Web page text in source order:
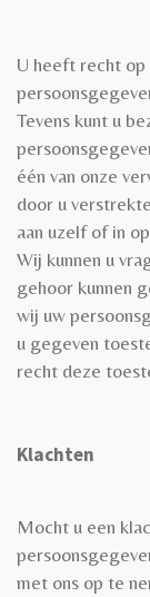
U heeft recht
Tevens kunt u
één van onze
door u
aan uzelf of in
Wij kunnen u
gehoor kunnen
wij uw
u gegeven
recht deze
Klachten
Mocht u een
met ons op te